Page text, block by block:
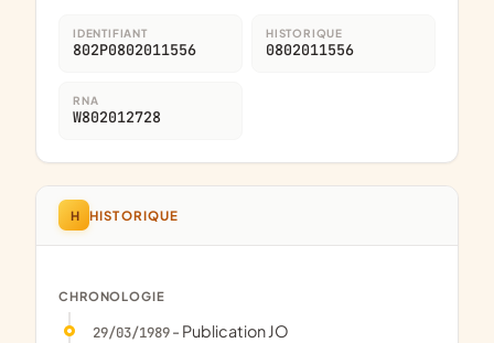
IDENTIFIANT
802P0802011556
HISTORIQUE
0802011556
RNA
W802012728
H HISTORIQUE
CHRONOLOGIE
29/03/1989- Publication JO